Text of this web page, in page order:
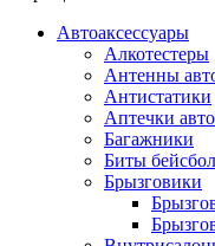
Автоаксессуары
Алкотестеры
Антенны
Антистатики
Аптечки
Багажники
Биты
Брызговики